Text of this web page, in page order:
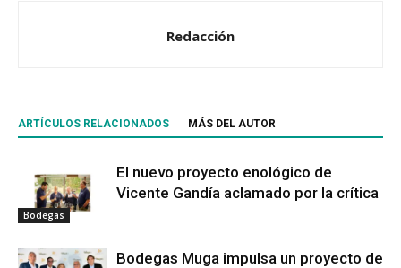
Redacción
ARTÍCULOS RELACIONADOS MÁS DEL AUTOR
Bodegas
El nuevo proyecto enológico de
Vicente Gandía aclamado por la crítica
Bodegas Muga impulsa un proyecto de